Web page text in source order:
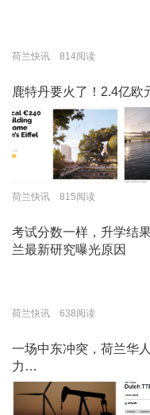
荷兰快讯 814阅读
鹿特丹要火了！2.4亿欧
荷兰快讯 815阅读
考试分数一样，升学结
兰最新研究曝光原因
荷兰快讯 638阅读
一场中东冲突，荷兰华
力…